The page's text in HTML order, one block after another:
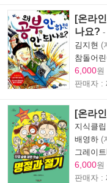
[온라
나요? -
김지현 (
참돌어린
6,000원
판매자 :
[온라
지식클
배영하 (
그레이
6,000원
판매자 :